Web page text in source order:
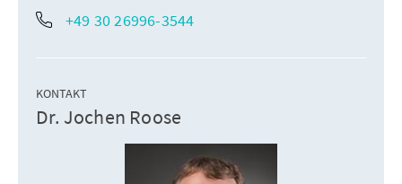
+49 30 26996-3544
KONTAKT
Dr. Jochen Roose